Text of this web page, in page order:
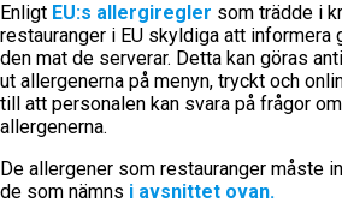
Enligt EU:s allergiregler som trädde i
restauranger i EU skyldiga att informera
den mat de serverar. Detta kan göras
ut allergenerna på menyn, tryckt och
till att personalen kan svara på frågor
allergenerna.
De allergener som restauranger måste
de som nämns i avsnittet ovan.